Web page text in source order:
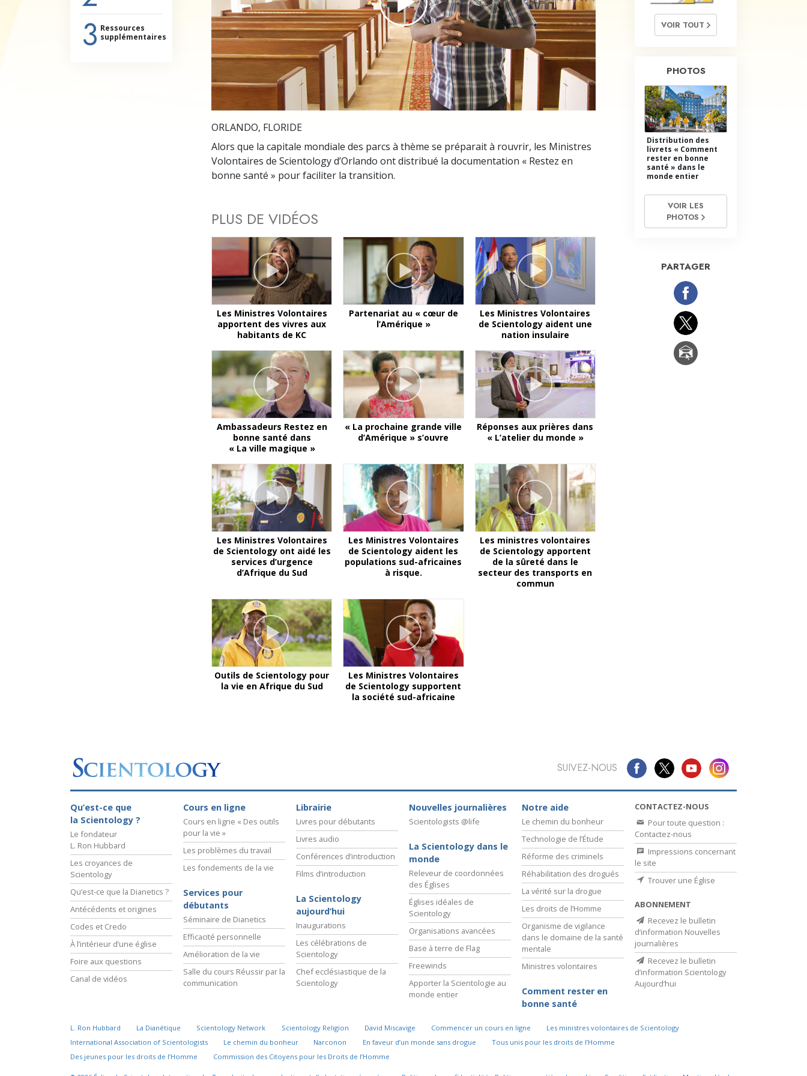
Qu’est-ce que la grandeur ? L’échelle des tons émotionnels
Réponses aux drogues
Des outils pour le monde du travail
L’éthique et les conditions
La raison de l’oppression
Les investigations
Les fondements de l’organisation
Les fondements des relations publiques
Play
Video
ORLANDO, FLORIDE
Alors que la capitale mondiale des parcs à thème se préparait à rouvrir, les Ministres
Volontaires de Scientology d’Orlando ont distribué la documentation « Restez en
bonne santé » pour faciliter la transition.
PLUS DE VIDÉOS
Les Ministres Volontaires
apportent des vivres aux
habitants de KC
Partenariat au « cœur de
l’Amérique »
Les Ministres Volontaires
de Scientology aident une
nation insulaire
Ambassadeurs Restez en
bonne santé dans
« La ville magique »
« La prochaine grande ville
d’Amérique » s’ouvre
Réponses aux prières dans
« L’atelier du monde »
Les Ministres Volontaires
de Scientology ont aidé les
services d’urgence
d’Afrique du Sud
Les Ministres Volontaires
de Scientology aident les
populations sud-africaines
à risque.
Les ministres volontaires
de Scientology apportent
de la sûreté dans le
secteur des transports en
commun
Outils de Scientology pour
la vie en Afrique du Sud
Les Ministres Volontaires
de Scientology supportent
la société sud-africaine
3 Ressources
supplémentaires
VOIR TOUT
PHOTOS
Distribution des
livrets « Comment
rester en bonne
santé » dans le
monde entier
VOIR LES
PHOTOS
PARTAGER
SUIVEZ-NOUS
Qu’est-ce que
la Scientology ?
Le fondateur
L. Ron Hubbard
Les croyances de
Scientology
Qu’est-ce que la Dianetics ?
Antécédents et origines
Codes et Credo
À l’intérieur d’une église
Foire aux questions
Canal de vidéos
Cours en ligne
Cours en ligne « Des outils
pour la vie »
Les problèmes du travail
Les fondements de la vie
Services pour
débutants
Séminaire de Dianetics
Efficacité personnelle
Amélioration de la vie
Salle du cours Réussir par la
communication
Librairie
Livres pour débutants
Livres audio
Conférences d’introduction
Films d’introduction
La Scientology
aujourd’hui
Inaugurations
Les célébrations de
Scientology
Chef ecclésiastique de la
Scientology
Nouvelles journalières
Scientologists @life
La Scientology dans le
monde
Releveur de coordonnées
des Églises
Églises idéales de
Scientology
Organisations avancées
Base à terre de Flag
Freewinds
Apporter la Scientologie au
monde entier
Notre aide
Le chemin du bonheur
Technologie de l’Étude
Réforme des criminels
Réhabilitation des drogués
La vérité sur la drogue
Les droits de l’Homme
Organisme de vigilance
dans le domaine de la santé
mentale
Ministres volontaires
Comment rester en
bonne santé
CONTACTEZ-NOUS
Pour toute question :
Contactez-nous
Impressions concernant
le site
Trouver une Église
ABONNEMENT
Recevez le bulletin
d’information Nouvelles
journalières
Recevez le bulletin
d’information Scientology
Aujourd’hui
L. Ron Hubbard La Dianétique Scientology Network Scientology Religion David Miscavige Commencer un cours en ligne
Les ministres volontaires de Scientology
International Association of Scientologists
Le chemin du bonheur Narconon En faveur d’un monde sans drogue
Tous unis pour les droits de l’Homme
Des jeunes pour les droits de l’Homme
Commission des Citoyens pour les Droits de l’Homme